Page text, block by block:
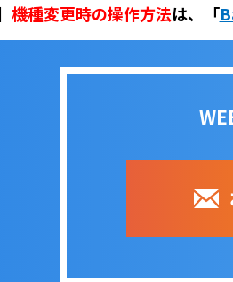
機種変更時の操作方法は、 「